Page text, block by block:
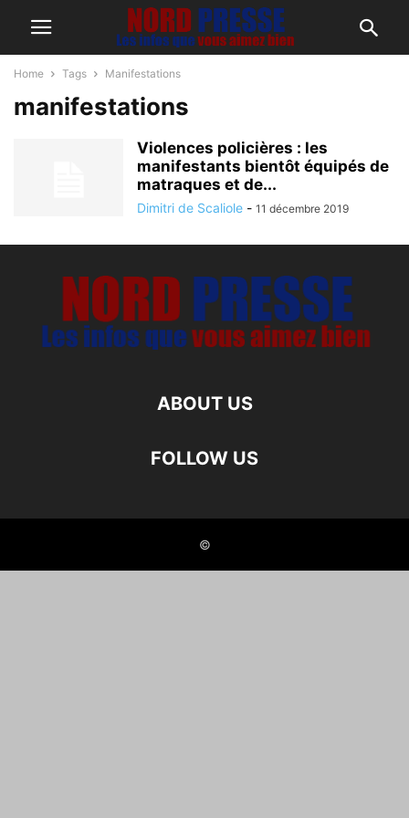
Home Tags Manifestations
manifestations
Violences policières : les
manifestants bientôt équipés de
matraques et de...
Dimitri de Scaliole - 11 décembre 2019
ABOUT US
FOLLOW US
©